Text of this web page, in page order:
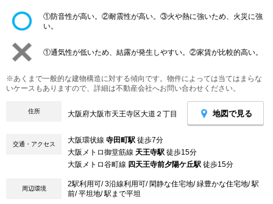
①防音性が高い。②耐震性が高い。③火や熱に強いため、火災に強
い。
①通気性が低いため、結露が発生しやすい。②家賃が比較的高い。
※あくまで一般的な建物構造に対する傾向です。物件によっては当てはまらな
いケースもありますので、詳細は不動産会社へお問い合わせください。
住所 大阪府大阪市天王寺区大道２丁目 地図で見る
交通・アクセス 大阪環状線 寺田町駅 徒歩7分
大阪メトロ御堂筋線 天王寺駅 徒歩15分
大阪メトロ谷町線 四天王寺前夕陽ケ丘駅 徒歩15分
周辺環境
2駅利用可/ 3沿線利用可/ 閑静な住宅地/ 緑豊かな住宅地/ 駅
前/ 平坦地/ 駅まで平坦